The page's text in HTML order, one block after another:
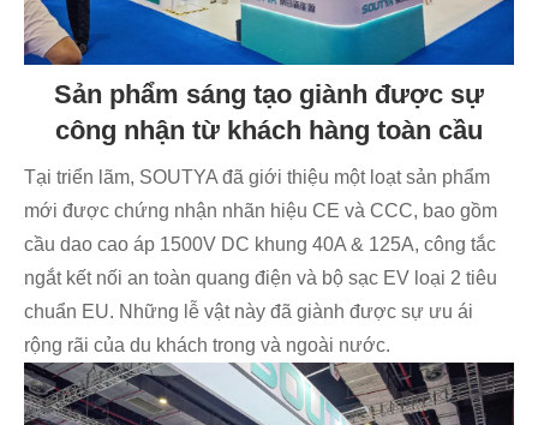
Sản phẩm sáng tạo giành được sự
công nhận từ khách hàng toàn cầu
Tại triển lãm, SOUTYA đã giới thiệu một loạt sản phẩm
mới được chứng nhận nhãn hiệu CE và CCC, bao gồm
cầu dao cao áp 1500V DC khung 40A & 125A, công tắc
ngắt kết nối an toàn quang điện và bộ sạc EV loại 2 tiêu
chuẩn EU. Những lễ vật này đã giành được sự ưu ái
rộng rãi của du khách trong và ngoài nước.